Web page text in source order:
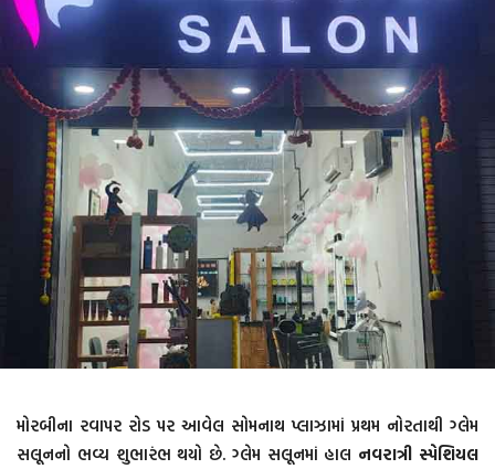
મોરબીના રવાપર રોડ પર આવેલ સોમનાથ પ્લાઝામાં પ્રથમ નોરતાથી ગ્લેમ
સલૂનનો ભવ્ય શુભારંભ થયો છે. ગ્લેમ સલૂનમાં હાલ નવરાત્રી સ્પેશિયલ